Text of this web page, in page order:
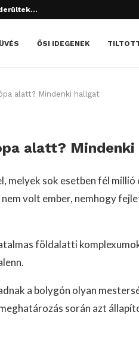
dolgok derültek ki!
ŐSI IDEGENEK
alatt? Mindenki hallgat
alatt?
melyek sok esetben fél millió
volt ember, nemhogy
földalatti
a bolygón olyan
során azt